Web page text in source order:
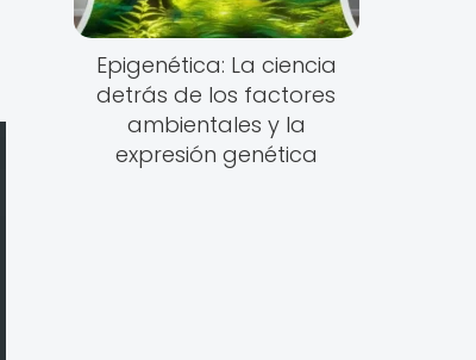
Epigenética: La ciencia
detrás de los factores
ambientales y la
expresión genética